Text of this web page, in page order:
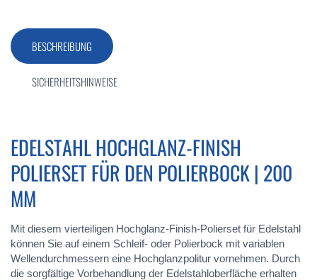
BESCHREIBUNG
EDELSTAHL HOCHGLANZ-FINISH
POLIERSET FÜR DEN POLIERBOCK | 200
MM
Mit diesem vierteiligen Hochglanz-Finish-Polierset für Edelstahl
können Sie auf einem Schleif- oder Polierbock mit variablen
Wellendurchmessern eine Hochglanzpolitur vornehmen. Durch
die sorgfältige Vorbehandlung der Edelstahloberfläche erhalten
SICHERHEITSHINWEISE